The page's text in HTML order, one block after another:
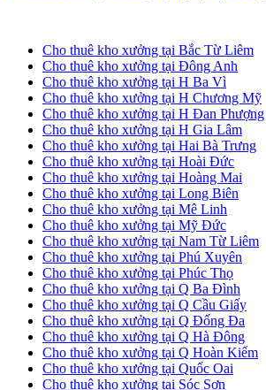
Cho thuê kho xưởng tại Bắc Từ Liêm
Cho thuê kho xưởng tại Đông Anh
Cho thuê kho xưởng tại H Ba Vì
Cho thuê kho xưởng tại H Chương Mỹ
Cho thuê kho xưởng tại H Đan Phượng
Cho thuê kho xưởng tại H Gia Lâm
Cho thuê kho xưởng tại Hai Bà Trưng
Cho thuê kho xưởng tại Hoài Đức
Cho thuê kho xưởng tại Hoàng Mai
Cho thuê kho xưởng tại Long Biên
Cho thuê kho xưởng tại Mê Linh
Cho thuê kho xưởng tại Mỹ Đức
Cho thuê kho xưởng tại Nam Từ Liêm
Cho thuê kho xưởng tại Phú Xuyên
Cho thuê kho xưởng tại Phúc Thọ
Cho thuê kho xưởng tại Q Ba Đình
Cho thuê kho xưởng tại Q Cầu Giấy
Cho thuê kho xưởng tại Q Đống Đa
Cho thuê kho xưởng tại Q Hà Đông
Cho thuê kho xưởng tại Q Hoàn Kiếm
Cho thuê kho xưởng tại Quốc Oai
Cho thuê kho xưởng tại Sóc Sơn